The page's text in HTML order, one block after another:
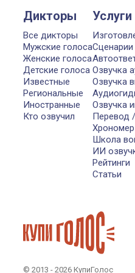
Дикторы
Все дикторы
Мужские голоса
Женские голоса
Детские голоса
Известные
Региональные
Иностранные
Кто озвучил
Озвучка
Озвучка
Озвучка
Перевод
Хрономер
Школа
ИИ
Рейтинги
Статьи
© 2013 - 2026 КупиГолос